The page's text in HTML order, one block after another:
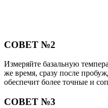
СОВЕТ №2
Измеряйте базальную
же время, сразу после
обеспечит более точные и
СОВЕТ №3